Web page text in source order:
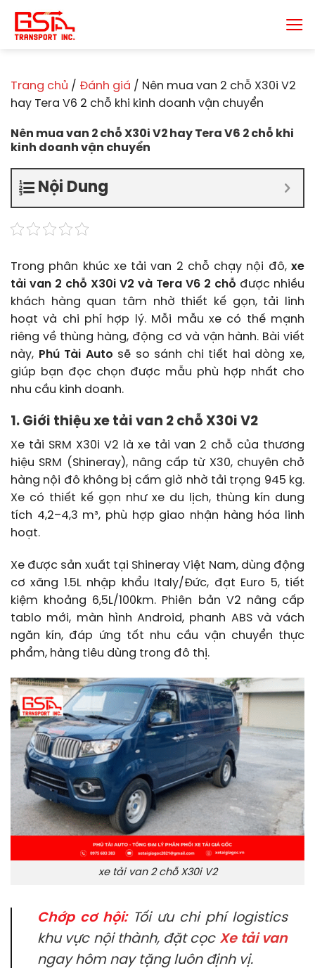
đến
nội
Trang chủ / Đánh giá / Nên mua van 2 chỗ X30i V2
hay Tera V6 2 chỗ khi kinh doanh vận chuyển
Nên mua van 2 chỗ X30i V2 hay Tera V6 2 chỗ khi
kinh doanh vận chuyển
Nội Dung
Trong phân khúc xe tải van 2 chỗ chạy nội đô, xe
tải van 2 chỗ X30i V2 và Tera V6 2 chỗ được nhiều
khách hàng quan tâm nhờ thiết kế gọn, tải linh
hoạt và chi phí hợp lý. Mỗi mẫu xe có thế mạnh
riêng về thùng hàng, động cơ và vận hành. Bài viết
này, Phú Tài Auto sẽ so sánh chi tiết hai dòng xe,
giúp bạn đọc chọn được mẫu phù hợp nhất cho
nhu cầu kinh doanh.
1. Giới thiệu xe tải van 2 chỗ X30i V2
Xe tải SRM X30i V2 là xe tải van 2 chỗ của thương
hiệu SRM (Shineray), nâng cấp từ X30, chuyên chở
hàng nội đô không bị cấm giờ nhờ tải trọng 945 kg.
Xe có thiết kế gọn như xe du lịch, thùng kín dung
tích 4,2–4,3 m³, phù hợp giao nhận hàng hóa linh
hoạt.
Xe được sản xuất tại Shineray Việt Nam, dùng động
cơ xăng 1.5L nhập khẩu Italy/Đức, đạt Euro 5, tiết
kiệm khoảng 6,5L/100km. Phiên bản V2 nâng cấp
tablo mới, màn hình Android, phanh ABS và vách
ngăn kín, đáp ứng tốt nhu cầu vận chuyển thực
phẩm, hàng tiêu dùng trong đô thị.
xe tải van 2 chỗ X30i V2
Chớp cơ hội:Tối ưu chi phí logistics
khu vực nội thành, đặt cọc Xe tải van
ngay hôm nay tặng luôn định vị.